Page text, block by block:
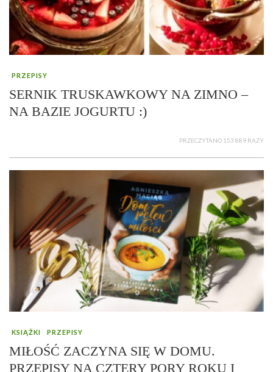
PRZEPISY
SERNIK TRUSKAWKOWY NA ZIMNO –
NA BAZIE JOGURTU :)
PRZECZYTANO 153 889 RAZY
KSIĄŻKI PRZEPISY
MIŁOŚĆ ZACZYNA SIĘ W DOMU.
PRZEPISY NA CZTERY PORY ROKU I